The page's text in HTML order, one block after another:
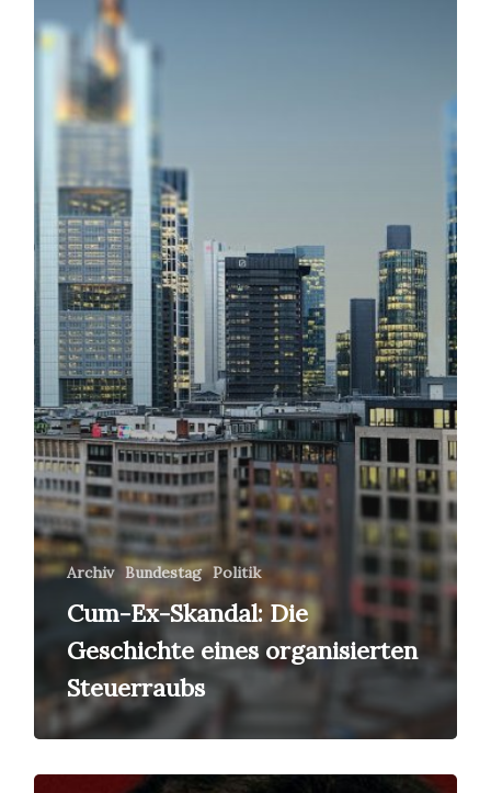
Skandal:
Geschichte
eines
organisierten
Steuerraubs
Archiv Bundestag Politik
Cum-Ex-Skandal: Die
Geschichte eines organisierten
Steuerraubs